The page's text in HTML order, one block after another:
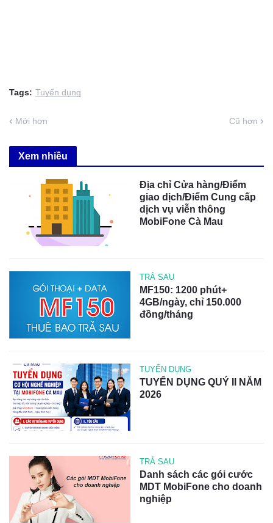
Tags: Tuyển dụng
Mới hơn Cũ hơn
Xem nhiều
Địa chỉ Cửa hàng/Điểm
giao dịch/Điểm Cung cấp
dịch vụ viễn thông
MobiFone Cà Mau
TRẢ SAU
MF150: 1200 phút+
4GB/ngày, chỉ 150.000
đồng/tháng
TUYỂN DỤNG
TUYỂN DỤNG QUÝ II NĂM
2026
TRẢ SAU
Danh sách các gói cước
MDT MobiFone cho doanh
nghiệp